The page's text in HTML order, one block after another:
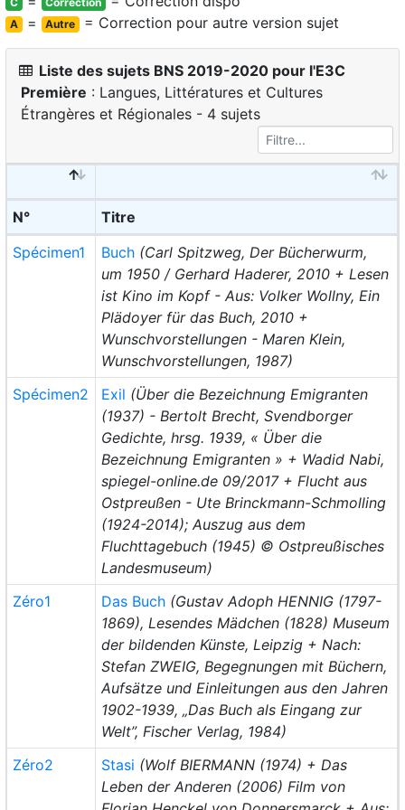
A = Autre = Correction pour autre version sujet
Liste des sujets BNS 2019-2020 pour l'E3C
Première : Langues, Littératures et Cultures
Étrangères et Régionales - 4 sujets
N°
Titre
Spécimen1
Buch (Carl Spitzweg, Der Bücherwurm,
um 1950 / Gerhard Haderer, 2010 + Lesen
ist Kino im Kopf - Aus: Volker Wollny, Ein
Plädoyer für das Buch, 2010 +
Wunschvorstellungen - Maren Klein,
Wunschvorstellungen, 1987)
Spécimen2
Exil (Über die Bezeichnung Emigranten
(1937) - Bertolt Brecht, Svendborger
Gedichte, hrsg. 1939, « Über die
Bezeichnung Emigranten » + Wadid Nabi,
spiegel-online.de 09/2017 + Flucht aus
Ostpreußen - Ute Brinckmann-Schmolling
(1924-2014); Auszug aus dem
Fluchttagebuch (1945) © Ostpreußisches
Landesmuseum)
Zéro1
Das Buch (Gustav Adoph HENNIG (1797-
1869), Lesendes Mädchen (1828) Museum
der bildenden Künste, Leipzig + Nach:
Stefan ZWEIG, Begegnungen mit Büchern,
Aufsätze und Einleitungen aus den Jahren
1902-1939, „Das Buch als Eingang zur
Welt”, Fischer Verlag, 1984)
Zéro2
Stasi (Wolf BIERMANN (1974) + Das
Leben der Anderen (2006) Film von